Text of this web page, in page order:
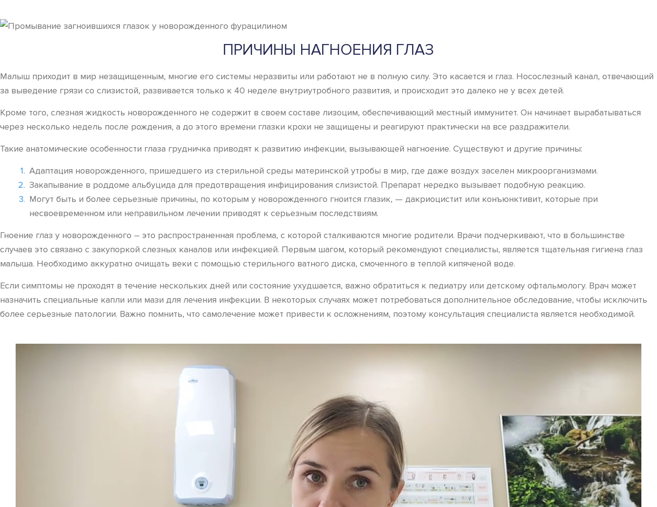
ПРИЧИНЫ НАГНОЕНИЯ ГЛАЗ
Малыш приходит в мир незащищенным, многие его системы неразвиты или работают не в полную силу. Это касается и глаз. Носослезный канал, отвечающий
за выведение грязи со слизистой, развивается только к 40 неделе внутриутробного развития, и происходит это далеко не у всех детей.
Кроме того, слезная жидкость новорожденного не содержит в своем составе лизоцим, обеспечивающий местный иммунитет. Он начинает вырабатываться
через несколько недель после рождения, а до этого времени глазки крохи не защищены и реагируют практически на все раздражители.
Такие анатомические особенности глаза грудничка приводят к развитию инфекции, вызывающей нагноение. Существуют и другие причины:
Адаптация новорожденного, пришедшего из стерильной среды материнской утробы в мир, где даже воздух заселен микроорганизмами.
Закапывание в роддоме альбуцида для предотвращения инфицирования слизистой. Препарат нередко вызывает подобную реакцию.
Могут быть и более серьезные причины, по которым у новорожденного гноится глазик, — дакриоцистит или конъюнктивит, которые при
несвоевременном или неправильном лечении приводят к серьезным последствиям.
Гноение глаз у новорожденного – это распространенная проблема, с которой сталкиваются многие родители. Врачи подчеркивают, что в большинстве
случаев это связано с закупоркой слезных каналов или инфекцией. Первым шагом, который рекомендуют специалисты, является тщательная гигиена глаз
малыша. Необходимо аккуратно очищать веки с помощью стерильного ватного диска, смоченного в теплой кипяченой воде.
Если симптомы не проходят в течение нескольких дней или состояние ухудшается, важно обратиться к педиатру или детскому офтальмологу. Врач может
назначить специальные капли или мази для лечения инфекции. В некоторых случаях может потребоваться дополнительное обследование, чтобы исключить
более серьезные патологии. Важно помнить, что самолечение может привести к осложнениям, поэтому консультация специалиста является необходимой.